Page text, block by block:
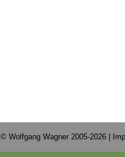
© Wolfgang Wagner 2005-2026 |